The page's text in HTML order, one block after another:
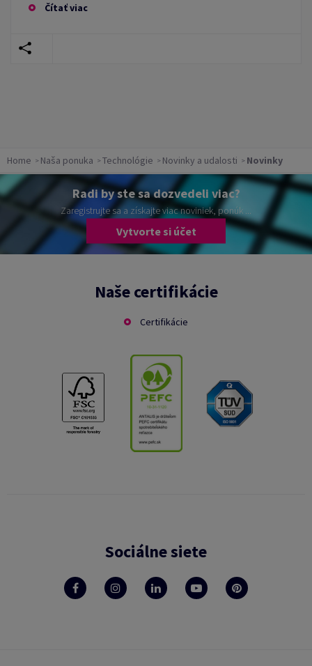
Čítať viac
Home Naša ponuka Technológie Novinky a udalosti Novinky
Radi by ste sa dozvedeli viac?
Zaregistrujte sa a získajte viac noviniek, ponúk ...
Vytvorte si účet
Naše certifikácie
Certifikácie
Sociálne siete